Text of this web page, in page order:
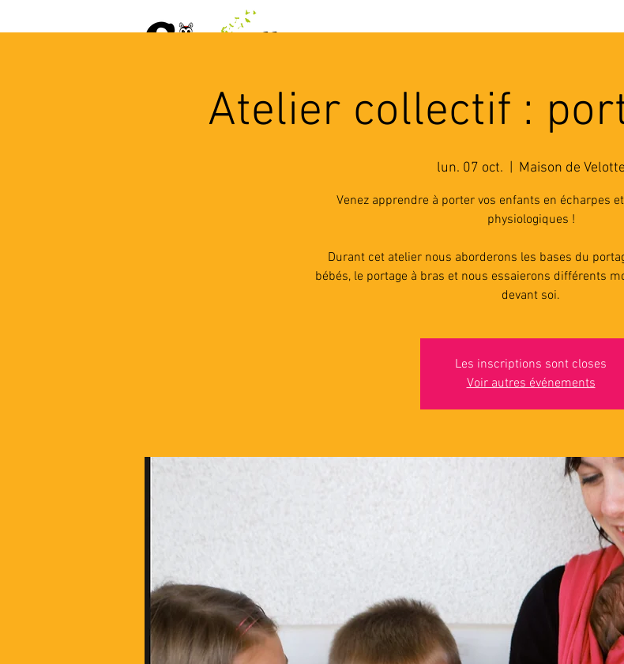
Atelier collectif :
lun. 07 oct. Maison de Velotte
Venez apprendre à porter vos enfants en écharpes
physiologiques !
Durant cet atelier nous aborderons les bases du
bébés, le portage à bras et nous essaierons différents
devant soi.
Les inscriptions sont closes
Voir autres événements